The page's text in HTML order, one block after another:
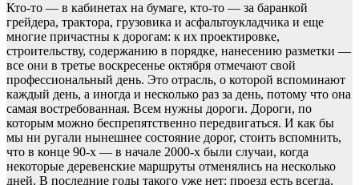
Кто-то — в кабинетах на бумаге, кто-то — за баранкой
грейдера, трактора, грузовика и асфальтоукладчика и еще
многие причастны к дорогам: к их проектировке,
строительству, содержанию в порядке, нанесению разметки —
все они в третье воскресенье октября отмечают свой
профессиональный день. Это отрасль, о которой вспоминают
каждый день, а иногда и несколько раз за день, потому что она
самая востребованная. Всем нужны дороги. Дороги, по
которым можно беспрепятственно передвигаться. И как бы
мы ни ругали нынешнее состояние дорог, стоить вспомнить,
что в конце 90-х — в начале 2000-х были случаи, когда
некоторые деревенские маршруты отменялись на несколько
дней. В последние годы такого уже нет: проезд есть всегда,